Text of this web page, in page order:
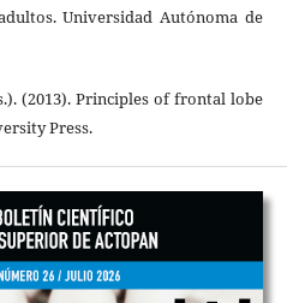
Universidad Autónoma de
(2013). Principles of frontal lobe
Press.